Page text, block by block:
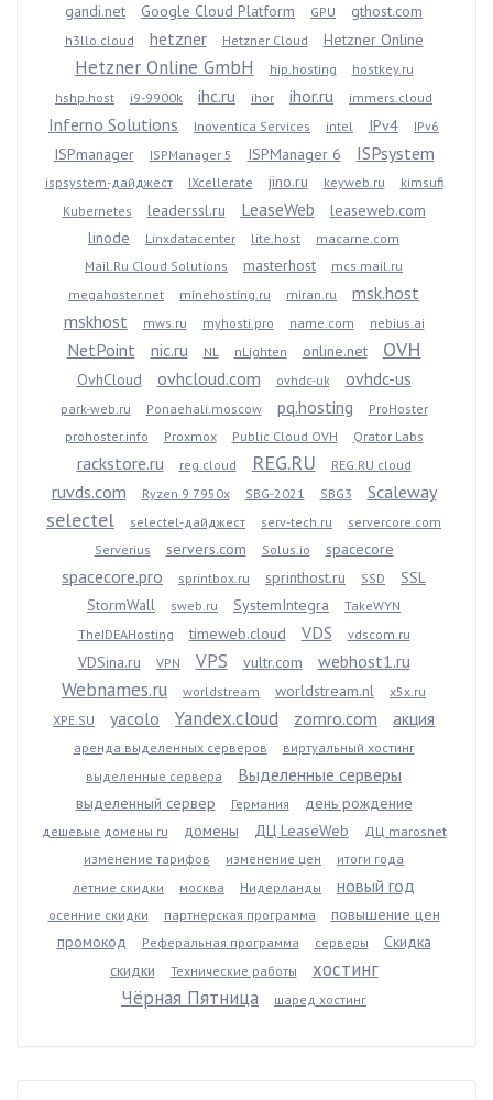
gandi.net Google Cloud Platform GPU gthost.com
h3llo.cloud hetzner Hetzner Cloud Hetzner Online
Hetzner Online GmbH hip.hosting
hostkey.ru
hshp.host
i9-9900k ihc.ru ihor ihor.ru immers.cloud
Inferno Solutions Inoventica Services intel IPv4 IPv6
ISPmanager ISPManager 5 ISPManager 6 ISPsystem
ispsystem-дайджест IXcellerate jino.ru keyweb.ru
kimsufi
Kubernetes
leaderssl.ru LeaseWeb
leaseweb.com
linode
Linxdatacenter lite.host
macarne.com
Mail.Ru Cloud Solutions
masterhost
mcs.mail.ru
megahoster.net
minehosting.ru miran.ru
msk.host
mskhost
mws.ru myhosti.pro name.com nebius.ai
NetPoint nic.ru NL nLighten online.net OVH
OvhCloud ovhcloud.com ovhdc-uk ovhdc-us
park-web.ru Ponaehali.moscow pq.hosting
ProHoster
prohoster.info
Proxmox Public Cloud OVH Qrator Labs
rackstore.ru reg.cloud REG.RU REG.RU cloud
ruvds.com Ryzen 9 7950x SBG-2021 SBG3 Scaleway
selectel selectel-дайджест serv-tech.ru
servercore.com
Serverius
servers.com Solus.io spacecore
spacecore.pro sprintbox.ru sprinthost.ru SSD
SSL
StormWall
sweb.ru SystemIntegra
TakeWYN
TheIDEAHosting
timeweb.cloud VDS vdscom.ru
VDSina.ru VPN VPS vultr.com webhost1.ru
Webnames.ru worldstream worldstream.nl
x5x.ru
XPE.SU
yacolo Yandex.cloud zomro.com акция
аренда выделенных серверов
виртуальный хостинг
выделенные сервера
Выделенные серверы
выделенный сервер Германия день рождение
дешевые домены ru домены ДЦ LeaseWeb
ДЦ marosnet
изменение тарифов
изменение цен
итоги года
летние скидки
москва Нидерланды новый год
осенние скидки партнерская программа
повышение цен
промокод
Реферальная программа серверы
Скидка
скидки
Технические работы
хостинг
Чёрная Пятница
шаред хостинг